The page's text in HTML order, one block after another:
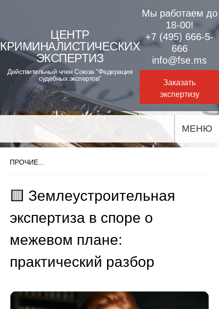
content
ЦЕНТР
КРИМИНАЛИСТИЧЕСКИХ
ЭКСПЕРТИЗ
Действительный член Союза "Федерация
судебных экспертов"
Мы работаем до
18-00!
+7 (495) 666-5-
666
info@fse.ms
Заказать
экспертизу
МЕНЮ
ПРОЧИЕ...
🟨 Землеустроительная
экспертиза в споре о
межевом плане:
практический разбор